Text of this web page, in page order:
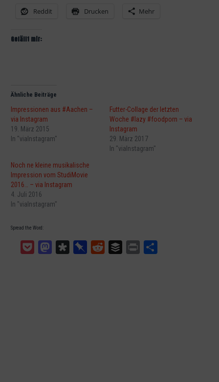
Reddit Drucken Mehr
Gefällt mir:
Ähnliche Beiträge
Impressionen aus #Aachen –
via Instagram
19. März 2015
In "viaInstagram"
Futter-Collage der letzten
Woche #lazy #foodporn – via
Instagram
29. März 2017
In "viaInstagram"
Noch ne kleine musikalische
Impression vom StudiMovie
2016… – via Instagram
4. Juli 2016
In "viaInstagram"
Spread the Word:
Pocket MastodonDiasporaPinboardReddit Buffer Print